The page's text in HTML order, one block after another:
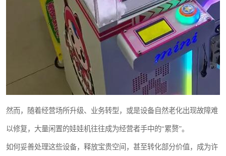
然而，随着经营场所升级、业务转型，或是设备自然老化出现故障难
以修复，大量闲置的娃娃机往往成为经营者手中的“累赘”。
如何妥善处理这些设备，释放宝贵空间，甚至转化部分价值，成为许